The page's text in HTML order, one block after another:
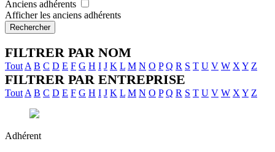
Anciens adhérents
Afficher les anciens adhérents
Rechercher
FILTRER PAR NOM
Tout A B C D E F G H I J K L M N O P Q R S T U V W X Y Z
FILTRER PAR ENTREPRISE
Tout A B C D E F G H I J K L M N O P Q R S T U V W X Y Z
Adhérent